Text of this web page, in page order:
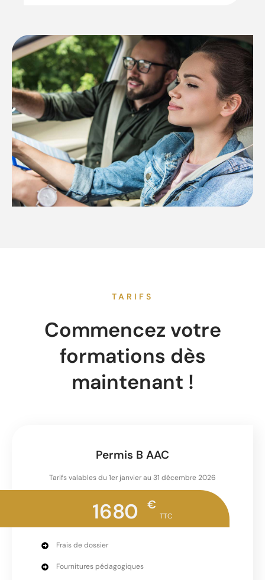
TARIFS
Commencez votre
formations dès
maintenant !
Permis B AAC
Tarifs valables du 1er janvier au 31 décembre 2026
1680 €
TTC
Frais de dossier
Fournitures pédagogiques